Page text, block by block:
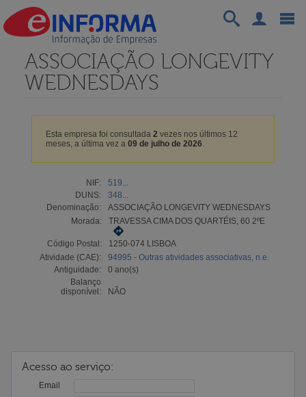
ASSOCIAÇÃO LONGEVITY
WEDNESDAYS
Esta empresa foi consultada 2 vezes nos últimos 12
meses, a última vez a 09 de julho de 2026.
NIF:
519...
DUNS:
348...
Denominação:
ASSOCIAÇÃO LONGEVITY WEDNESDAYS
Morada:
TRAVESSA CIMA DOS QUARTÉIS, 60 2ºE
Código Postal:
1250-074 LISBOA
Atividade (CAE):
94995 - Outras atividades associativas, n.e.
Antiguidade:
0 ano(s)
Balanço
disponível:
NÃO
Acesso ao serviço:
Email